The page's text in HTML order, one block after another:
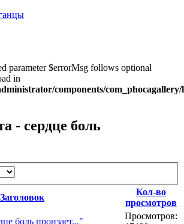
parameter $errorMsg follows optional
in
components/
- сердце боль
Заголовок
Кол-во
просмотров
боль пронзает..."
Просмотров: